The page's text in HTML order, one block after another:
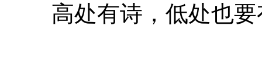
高处有诗，低处也